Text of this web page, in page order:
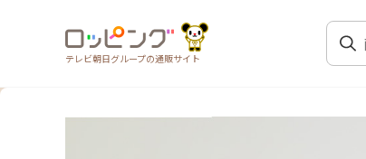
テレビ朝日グループの通販サイト